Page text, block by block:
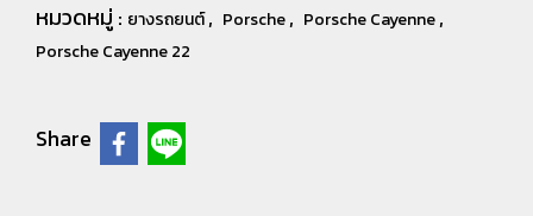
หมวดหมู่ : ยางรถยนต์, Porsche, Porsche Cayenne,
Porsche Cayenne 22
Share